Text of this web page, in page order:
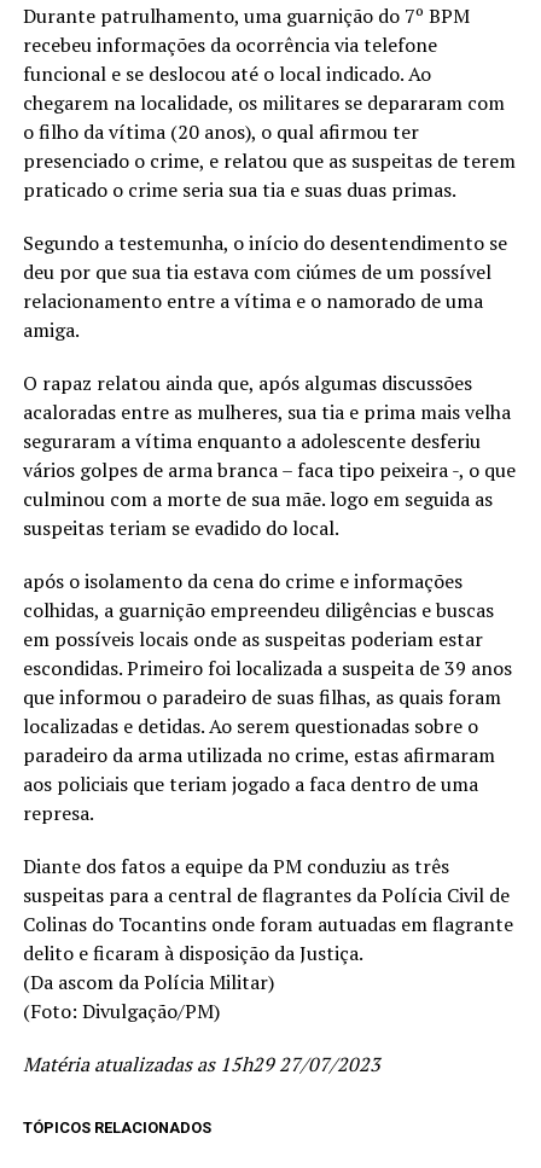
Durante patrulhamento, uma guarnição do 7º BPM
recebeu informações da ocorrência via telefone
funcional e se deslocou até o local indicado. Ao
chegarem na localidade, os militares se depararam com
o filho da vítima (20 anos), o qual afirmou ter
presenciado o crime, e relatou que as suspeitas de terem
praticado o crime seria sua tia e suas duas primas.
Segundo a testemunha, o início do desentendimento se
deu por que sua tia estava com ciúmes de um possível
relacionamento entre a vítima e o namorado de uma
amiga.
O rapaz relatou ainda que, após algumas discussões
acaloradas entre as mulheres, sua tia e prima mais velha
seguraram a vítima enquanto a adolescente desferiu
vários golpes de arma branca – faca tipo peixeira -, o que
culminou com a morte de sua mãe. logo em seguida as
suspeitas teriam se evadido do local.
após o isolamento da cena do crime e informações
colhidas, a guarnição empreendeu diligências e buscas
em possíveis locais onde as suspeitas poderiam estar
escondidas. Primeiro foi localizada a suspeita de 39 anos
que informou o paradeiro de suas filhas, as quais foram
localizadas e detidas. Ao serem questionadas sobre o
paradeiro da arma utilizada no crime, estas afirmaram
aos policiais que teriam jogado a faca dentro de uma
represa.
Diante dos fatos a equipe da PM conduziu as três
suspeitas para a central de flagrantes da Polícia Civil de
Colinas do Tocantins onde foram autuadas em flagrante
delito e ficaram à disposição da Justiça.
(Da ascom da Polícia Militar)
(Foto: Divulgação/PM)
Matéria atualizadas as 15h29 27/07/2023
TÓPICOS RELACIONADOS